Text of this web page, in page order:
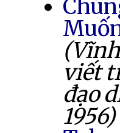
viết
đạo
1956)